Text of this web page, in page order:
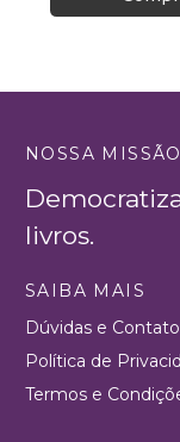
NOSSA MISSÃO
livros.
SAIBA MAIS
Dúvidas e Contato
Política de
Termos e